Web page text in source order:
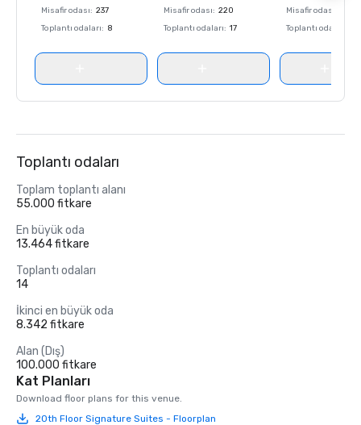
Misafir odası: 237
Toplantı odaları: 8
Misafir odası: 220
Toplantı odaları: 17
Misafir odası
Toplantı odaları
Toplantı odaları
Toplam toplantı alanı
55.000 fitkare
En büyük oda
13.464 fitkare
Toplantı odaları
14
İkinci en büyük oda
8.342 fitkare
Alan (Dış)
100.000 fitkare
Kat Planları
Download floor plans for this venue.
20th Floor Signature Suites - Floorplan